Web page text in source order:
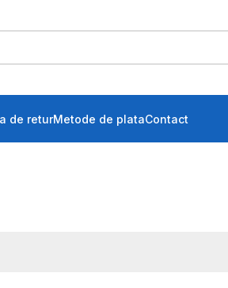
de returMetode de plataContact